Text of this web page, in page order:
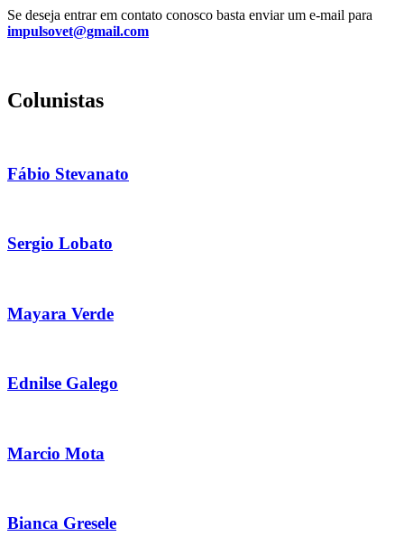
Se deseja entrar em contato conosco basta enviar um e-mail para
impulsovet@gmail.com
Colunistas
Fábio Stevanato
Sergio Lobato
Mayara Verde
Ednilse Galego
Marcio Mota
Bianca Gresele